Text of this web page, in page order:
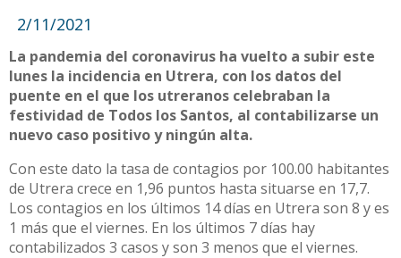
2/11/2021
La pandemia del coronavirus ha vuelto a subir este
lunes la incidencia en Utrera, con los datos del
puente en el que los utreranos celebraban la
festividad de Todos los Santos, al contabilizarse un
nuevo caso positivo y ningún alta.
Con este dato la tasa de contagios por 100.00 habitantes
de Utrera crece en 1,96 puntos hasta situarse en 17,7.
Los contagios en los últimos 14 días en Utrera son 8 y es
1 más que el viernes. En los últimos 7 días hay
contabilizados 3 casos y son 3 menos que el viernes.